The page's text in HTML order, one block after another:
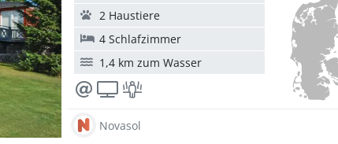
2 Haustiere
4 Schlafzimmer
1,4 km zum Wasser
Novasol